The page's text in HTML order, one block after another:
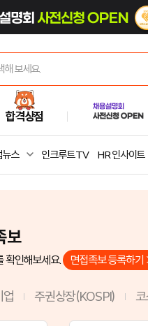
합격상점
뉴스 인크루트 TV HR 인사이트
보
확인해보세요. 면접족보 등록하기
주권상장(KOSPI)